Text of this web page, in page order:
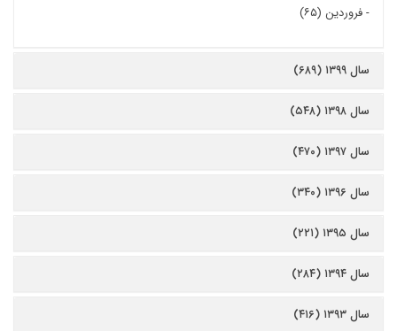
-فروردین (۶۵)
سال ۱۳۹۹ (۶۸۹)
سال ۱۳۹۸ (۵۴۸)
سال ۱۳۹۷ (۴۷۰)
سال ۱۳۹۶ (۳۴۰)
سال ۱۳۹۵ (۲۲۱)
سال ۱۳۹۴ (۲۸۴)
سال ۱۳۹۳ (۴۱۶)